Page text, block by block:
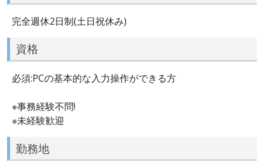
完全週休2日制(土日祝休み)
資格
必須:PCの基本的な入力操作ができる方
※事務経験不問!
※未経験歓迎
勤務地